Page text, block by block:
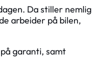
Da stiller nemlig
arbeider på bilen,
garanti, samt